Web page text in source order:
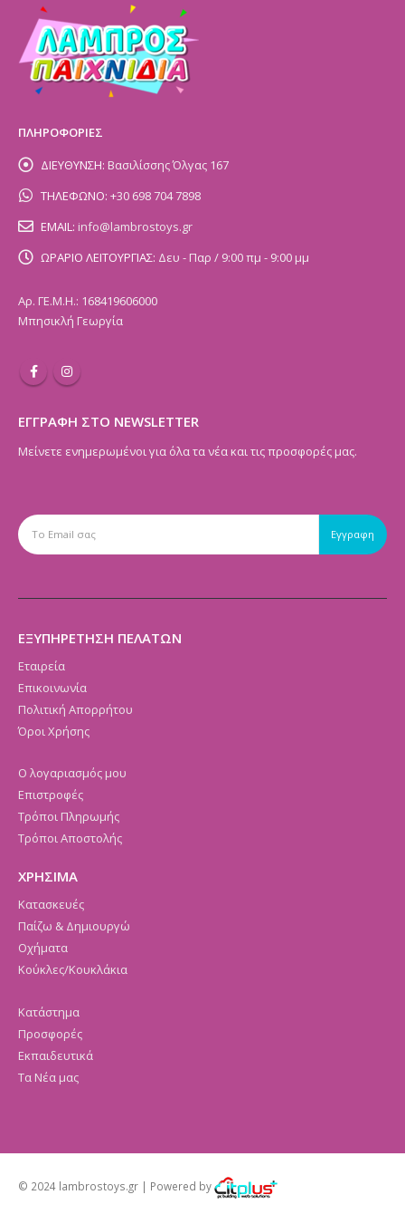
ΠΛΗΡΟΦΟΡΙΕΣ
ΔΙΕΥΘΥΝΣΗ: Βασιλίσσης Όλγας 167
ΤΗΛΕΦΩΝΟ: +30 698 704 7898
EMAIL: info@lambrostoys.gr
ΩΡΑΡΙΟ ΛΕΙΤΟΥΡΓΙΑΣ: Δευ - Παρ / 9:00 πμ - 9:00 μμ
Αρ. ΓΕ.Μ.Η.: 168419606000
Μπησικλή Γεωργία
ΕΓΓΡΑΦΗ ΣΤΟ NEWSLETTER
Μείνετε ενημερωμένοι για όλα τα νέα και τις προσφορές μας.
ΕΞΥΠΗΡΕΤΗΣΗ ΠΕΛΑΤΩΝ
Εταιρεία
Επικοινωνία
Πολιτική Απορρήτου
Όροι Χρήσης
Ο λογαριασμός μου
Επιστροφές
Τρόποι Πληρωμής
Τρόποι Αποστολής
ΧΡΗΣΙΜΑ
Κατασκευές
Παίζω & Δημιουργώ
Οχήματα
Κούκλες/Κουκλάκια
Κατάστημα
Προσφορές
Εκπαιδευτικά
Τα Νέα μας
© 2024 lambrostoys.gr | Powered by